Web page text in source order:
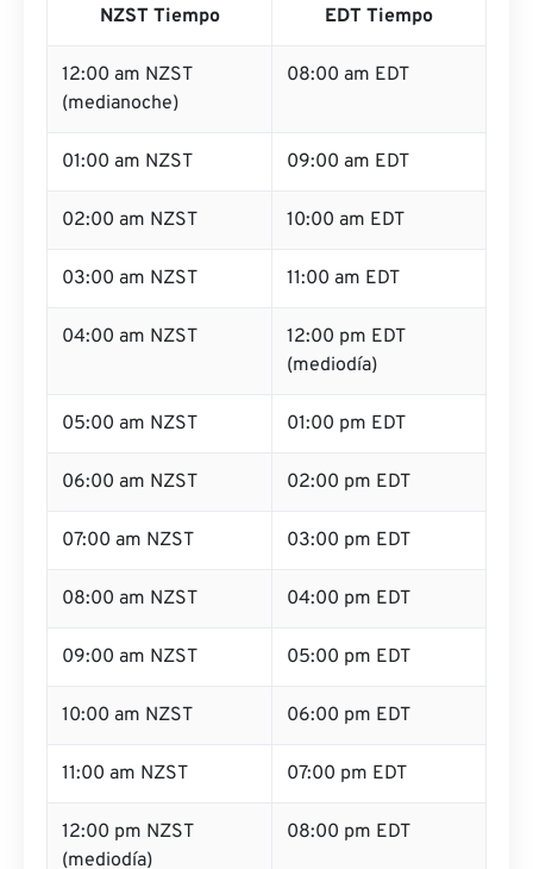
NZST Tiempo EDT Tiempo
12:00 am NZST
(medianoche)
08:00 am EDT
01:00 am NZST 09:00 am EDT
02:00 am NZST 10:00 am EDT
03:00 am NZST 11:00 am EDT
04:00 am NZST
12:00 pm EDT
(mediodía)
05:00 am NZST 01:00 pm EDT
06:00 am NZST 02:00 pm EDT
07:00 am NZST 03:00 pm EDT
08:00 am NZST 04:00 pm EDT
09:00 am NZST 05:00 pm EDT
10:00 am NZST 06:00 pm EDT
11:00 am NZST 07:00 pm EDT
12:00 pm NZST
(mediodía)
08:00 pm EDT